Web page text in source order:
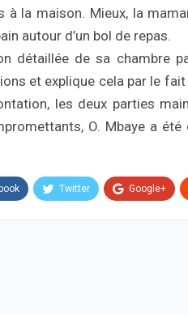
à la maison. Mieux, la
autour d’un bol de repas.
détaillée de sa chambre
et explique cela par le
les deux parties
O. Mbaye a
Twitter Google+